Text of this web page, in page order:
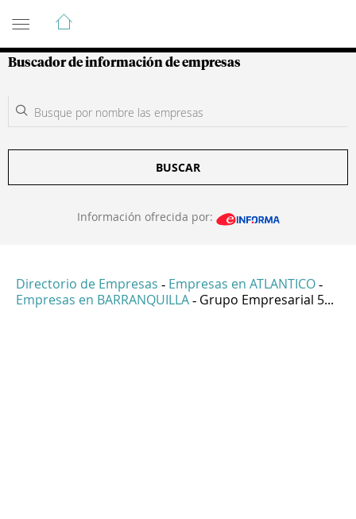
Guía de Empresas Colombianas
Buscador de información de empresas
BUSCAR
Información ofrecida por:
Directorio de Empresas - Empresas en ATLANTICO -
Empresas en BARRANQUILLA - Grupo Empresarial 5...